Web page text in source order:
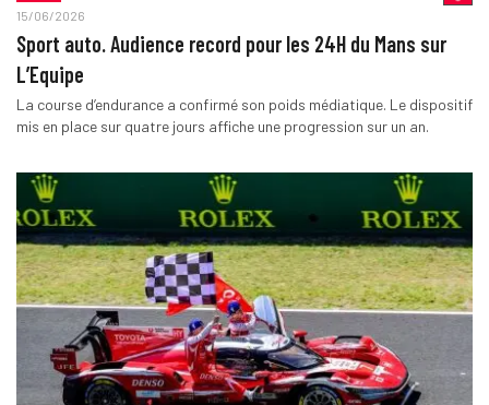
15/06/2026
Sport auto. Audience record pour les 24H du Mans sur
L’Equipe
La course d’endurance a confirmé son poids médiatique. Le dispositif
mis en place sur quatre jours affiche une progression sur un an.